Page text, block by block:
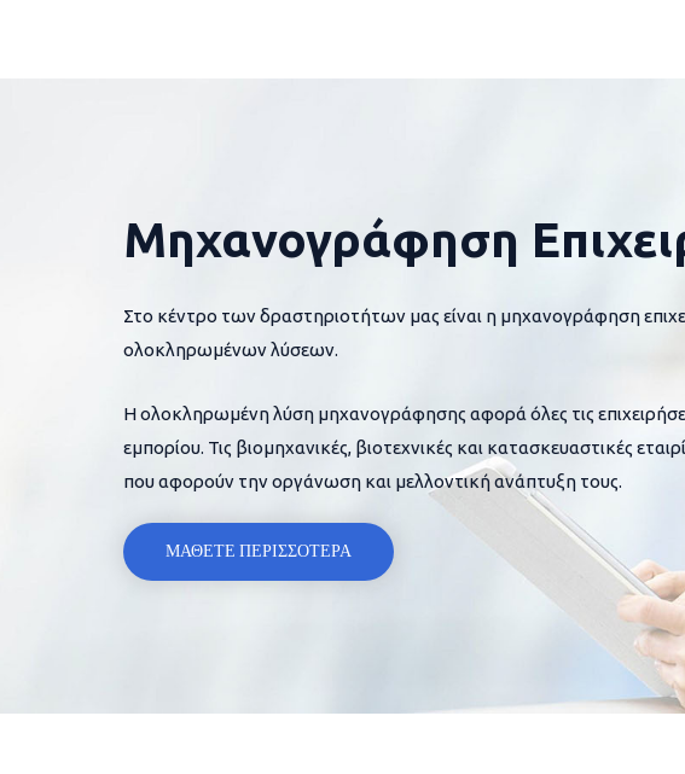
Μηχανογράφηση
Στο κέντρο των δραστηριοτήτων μας είναι η μηχανογράφηση
ολοκληρωμένων λύσεων.
Η ολοκληρωμένη λύση μηχανογράφησης αφορά όλες τις
εμπορίου. Τις βιομηχανικές, βιοτεχνικές και κατασκευαστικές
που αφορούν την οργάνωση και μελλοντική ανάπτυξη τους.
ΜΑΘΕΤΕ ΠΕΡΙΣΣΟΤΕΡΑ